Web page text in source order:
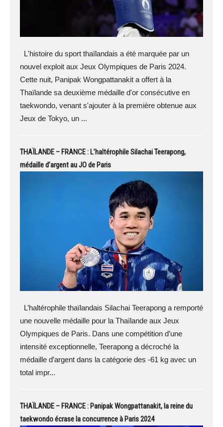
L'histoire du sport thaïlandais a été marquée par un
nouvel exploit aux Jeux Olympiques de Paris 2024.
Cette nuit, Panipak Wongpattanakit a offert à la
Thaïlande sa deuxième médaille d'or consécutive en
taekwondo, venant s'ajouter à la première obtenue aux
Jeux de Tokyo, un ...
THAÏLANDE – FRANCE : L’haltérophile Silachai Teerapong,
médaille d’argent au JO de Paris
L’haltérophile thaïlandais Silachai Teerapong a remporté
une nouvelle médaille pour la Thaïlande aux Jeux
Olympiques de Paris. Dans une compétition d’une
intensité exceptionnelle, Teerapong a décroché la
médaille d’argent dans la catégorie des -61 kg avec un
total impr...
THAÏLANDE – FRANCE : Panipak Wongpattanakit, la reine du
taekwondo écrase la concurrence à Paris 2024